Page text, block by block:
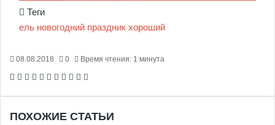
Теги
ель новогодний праздник хороший
08.08.2018 0 Время чтения: 1 минута
Facebook
X Pinterest
Вконтакте
Одноклассники
Messenger
Messenger
WhatsApp
Telegram
Viber
ПОХОЖИЕ СТАТЬИ